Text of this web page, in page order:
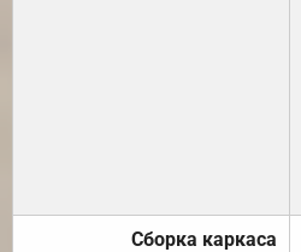
Сборка каркаса